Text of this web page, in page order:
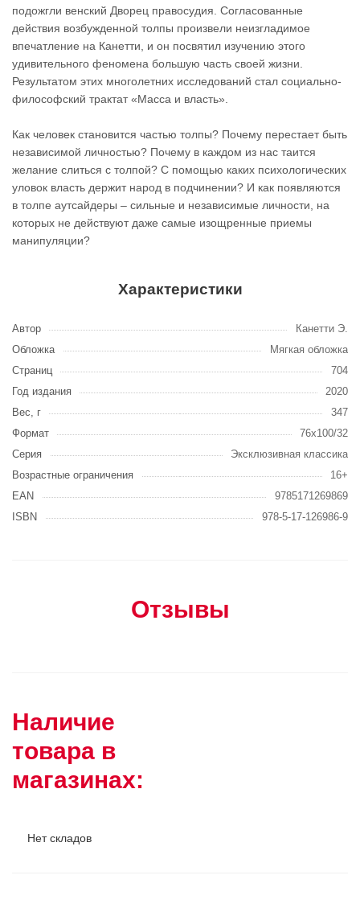
подожгли венский Дворец правосудия. Согласованные
действия возбужденной толпы произвели неизгладимое
впечатление на Канетти, и он посвятил изучению этого
удивительного феномена большую часть своей жизни.
Результатом этих многолетних исследований стал социально-
философский трактат «Масса и власть».
Как человек становится частью толпы? Почему перестает быть
независимой личностью? Почему в каждом из нас таится
желание слиться с толпой? С помощью каких психологических
уловок власть держит народ в подчинении? И как появляются
в толпе аутсайдеры – сильные и независимые личности, на
которых не действуют даже самые изощренные приемы
манипуляции?
Характеристики
Автор
Канетти Э.
Обложка
Мягкая обложка
Страниц
704
Год издания
2020
Вес, г
347
Формат
76x100/32
Серия
Эксклюзивная классика
Возрастные ограничения
16+
EAN
9785171269869
ISBN
978-5-17-126986-9
Отзывы
Наличие
товара в
магазинах:
Нет складов